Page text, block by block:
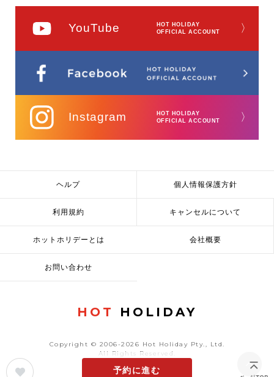
YouTube
HOT HOLIDAY
OFFICIAL ACCOUNT
〉
Instagram
HOT HOLIDAY
OFFICIAL ACCOUNT
〉
ヘルプ 個人情報保護方針
利用規約 キャンセルについて
ホットホリデーとは 会社概要
お問い合わせ
HOT HOLIDAY
Copyright © 2006-2026 Hot Holiday Pty., Ltd.
All Rights Reserved.
予約に進む